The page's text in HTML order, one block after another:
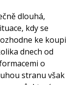
dlouhá,
kdy se
ke koupi
dnech od
o
stranu však